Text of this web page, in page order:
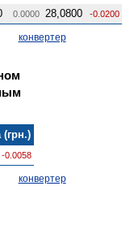
0.0000 28,0800 -0.0200
конвертер
-0.0058
конвертер